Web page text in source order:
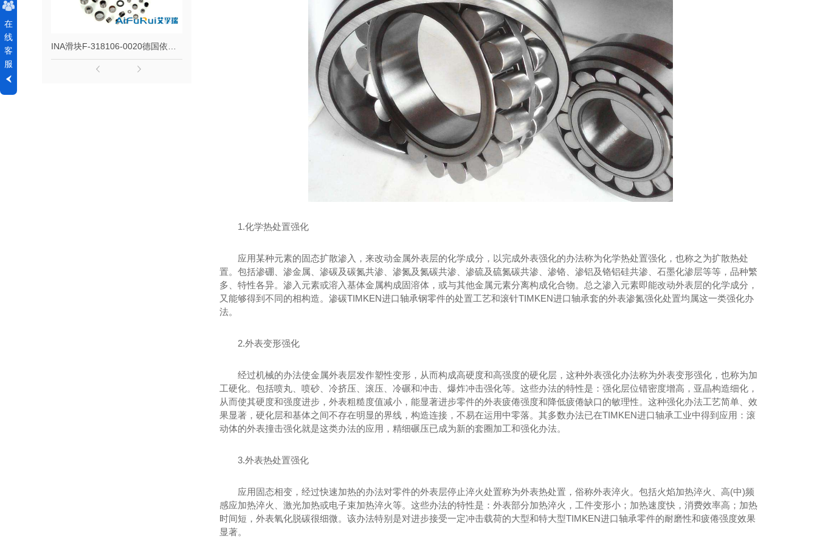
四川INA轴承现货PWTR20-2RS-TVH SKF轴承746929成都代理商 直线轴承——Zxzc
1.化学热处置强化
应用某种元素的固态扩散渗入，来改动金属外表层的化学成分，以完成外表强化的办法称为化学热处置强化，也称之为扩散热处
置。包括渗硼、渗金属、渗碳及碳氮共渗、渗氮及氮碳共渗、渗硫及硫氮碳共渗、渗铬、渗铝及铬铝硅共渗、石墨化渗层等等，品种繁
多、特性各异。渗入元素或溶入基体金属构成固溶体，或与其他金属元素分离构成化合物。总之渗入元素即能改动外表层的化学成分，
又能够得到不同的相构造。渗碳TIMKEN进口轴承钢零件的处置工艺和滚针TIMKEN进口轴承套的外表渗氮强化处置均属这一类强化办
法。
2.外表变形强化
经过机械的办法使金属外表层发作塑性变形，从而构成高硬度和高强度的硬化层，这种外表强化办法称为外表变形强化，也称为加
工硬化。包括喷丸、喷砂、冷挤压、滚压、冷碾和冲击、爆炸冲击强化等。这些办法的特性是：强化层位错密度增高，亚晶构造细化，
从而使其硬度和强度进步，外表粗糙度值减小，能显著进步零件的外表疲倦强度和降低疲倦缺口的敏理性。这种强化办法工艺简单、效
果显著，硬化层和基体之间不存在明显的界线，构造连接，不易在运用中零落。其多数办法已在TIMKEN进口轴承工业中得到应用：滚
动体的外表撞击强化就是这类办法的应用，精细碾压已成为新的套圈加工和强化办法。
3.外表热处置强化
应用固态相变，经过快速加热的办法对零件的外表层停止淬火处置称为外表热处置，俗称外表淬火。包括火焰加热淬火、高(中)频
感应加热淬火、激光加热或电子束加热淬火等。这些办法的特性是：外表部分加热淬火，工件变形小；加热速度快，消费效率高；加热
时间短，外表氧化脱碳很细微。该办法特别是对进步接受一定冲击载荷的大型和特大型TIMKEN进口轴承零件的耐磨性和疲倦强度效果
显著。
在
线
客
服